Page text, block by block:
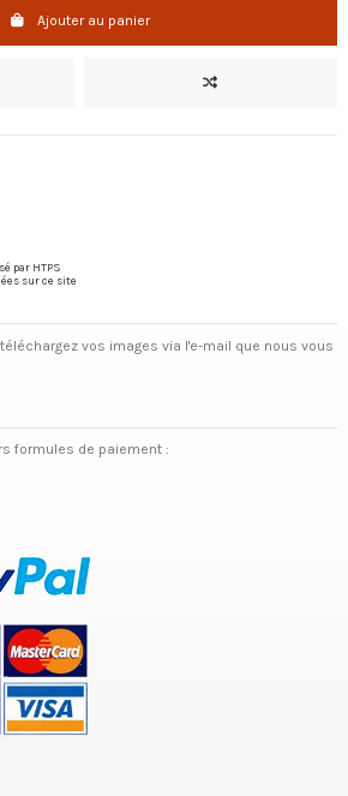
Ajouter au panier
par HTPS
sur ce site
vos images via l'e-mail que nous vous
formules de paiement :